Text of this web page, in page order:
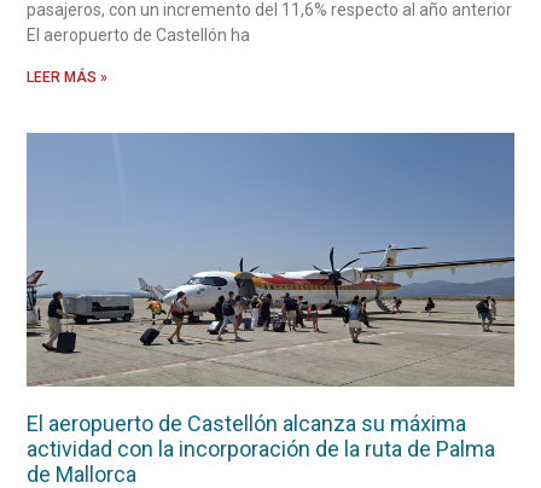
pasajeros, con un incremento del 11,6% respecto al año anterior
El aeropuerto de Castellón ha
LEER MÁS »
El aeropuerto de Castellón alcanza su máxima
actividad con la incorporación de la ruta de Palma
de Mallorca